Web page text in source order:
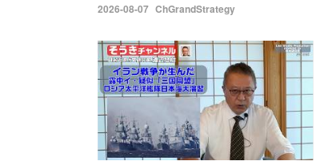
2026-08-07 ChGrandStrategy